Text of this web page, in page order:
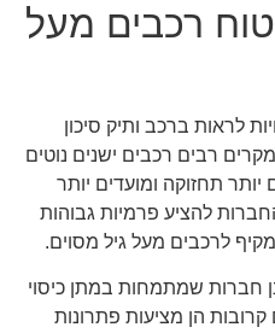
רכבים מעל
לראות ברכב ותיק סיכון
רבים רכבים ישנים נוטים
תחזוקה ומועדים יותר
להציע פרמיות גבוהות
לרכבים מעל גיל מסוים.
חברות שמתמחות במתן כיסוי
קרובות הן מציעות פתרונות